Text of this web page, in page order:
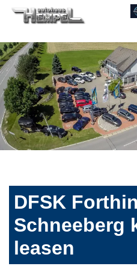
DFSK
Schneeberg
leasen